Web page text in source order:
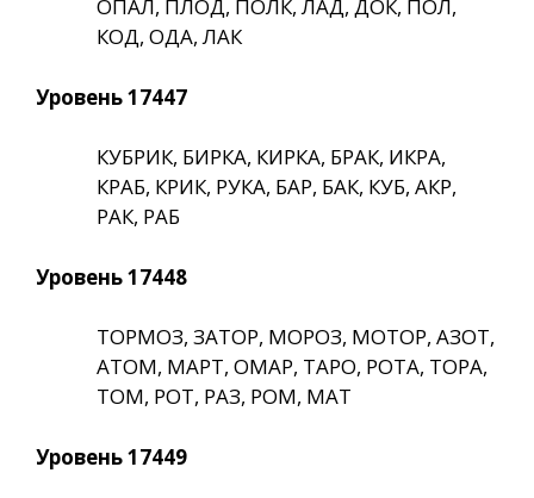
ОПАЛ, ПЛОД, ПОЛК, ЛАД, ДОК, ПОЛ,
КОД, ОДА, ЛАК
Уровень 17447
КУБРИК, БИРКА, КИРКА, БРАК, ИКРА,
КРАБ, КРИК, РУКА, БАР, БАК, КУБ, АКР,
РАК, РАБ
Уровень 17448
ТОРМОЗ, ЗАТОР, МОРОЗ, МОТОР, АЗОТ,
АТОМ, МАРТ, ОМАР, ТАРО, РОТА, ТОРА,
ТОМ, РОТ, РАЗ, РОМ, МАТ
Уровень 17449